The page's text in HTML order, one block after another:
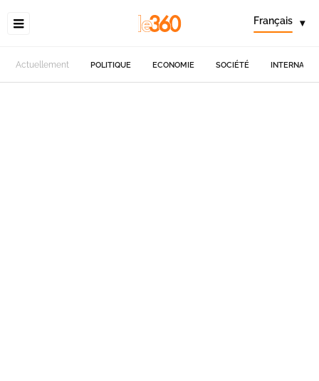
Français ▾
Actuellement POLITIQUE ECONOMIE SOCIÉTÉ